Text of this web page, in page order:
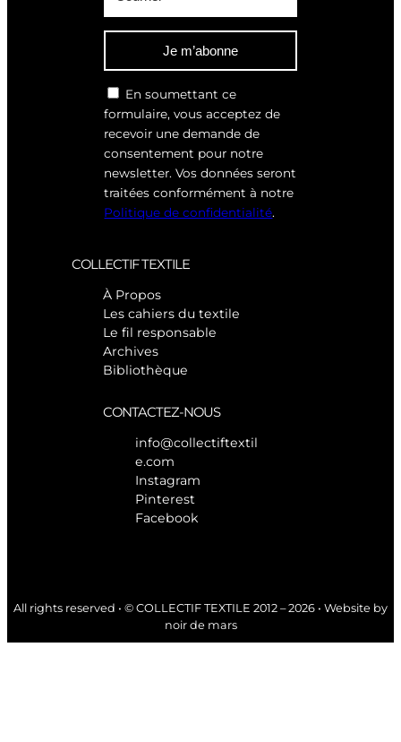
Je m’abonne
En soumettant ce
formulaire, vous acceptez de
recevoir une demande de
consentement pour notre
newsletter. Vos données seront
traitées conformément à notre
Politique de confidentialité.
COLLECTIF TEXTILE
À Propos
Les cahiers du textile
Le fil responsable
Archives
Bibliothèque
CONTACTEZ-NOUS
info@collectiftextil
e.com
Instagram
Pinterest
Facebook
All rights reserved • © COLLECTIF TEXTILE 2012 – 2026 • Website by
noir de mars